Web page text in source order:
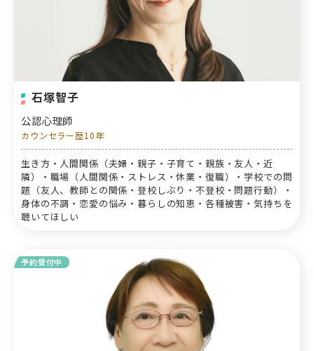
石塚智子
公認心理師
カウンセラー歴10年
生き方・人間関係（夫婦・親子・子育て・親族・友人・近
隣）・職場（人間関係・ストレス・休業・復職）・学校での問
題（友人、教師との関係・登校しぶり・不登校・問題行動）・
身体の不調・恋愛の悩み・暮らしの知恵・各種被害・気持ちを
聴いてほしい
予約受付中